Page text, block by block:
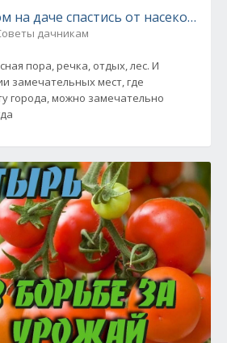
на даче спастись от насекомых
дачникам
пора, речка, отдых, лес. И
замечательных мест, где
города, можно замечательно